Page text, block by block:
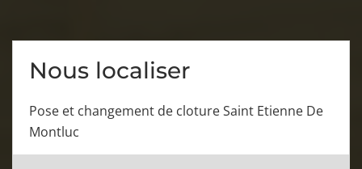
Nous localiser
Pose et changement de cloture Saint Etienne De
Montluc